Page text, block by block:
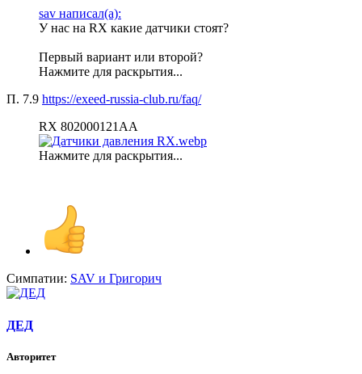
sav написал(а):
У нас на RX какие датчики стоят?
Первый вариант или второй?
Нажмите для раскрытия...
П. 7.9 https://exeed-russia-club.ru/faq/
RX 802000121AA
Нажмите для раскрытия...
Симпатии: SAV и Григорич
ДЕД
Авторитет